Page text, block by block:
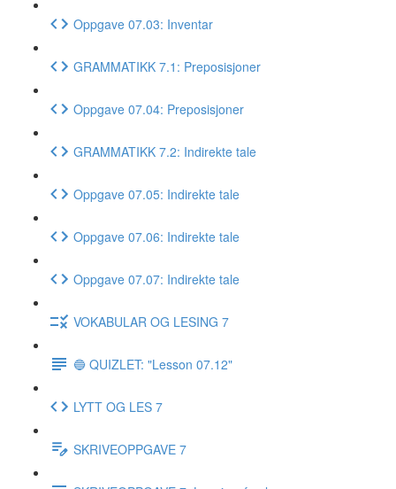
Oppgave 07.03: Inventar
GRAMMATIKK 7.1: Preposisjoner
Oppgave 07.04: Preposisjoner
GRAMMATIKK 7.2: Indirekte tale
Oppgave 07.05: Indirekte tale
Oppgave 07.06: Indirekte tale
Oppgave 07.07: Indirekte tale
VOKABULAR OG LESING 7
🔵 QUIZLET: "Lesson 07.12"
LYTT OG LES 7
SKRIVEOPPGAVE 7